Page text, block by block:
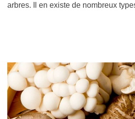
arbres. Il en existe de nombreux